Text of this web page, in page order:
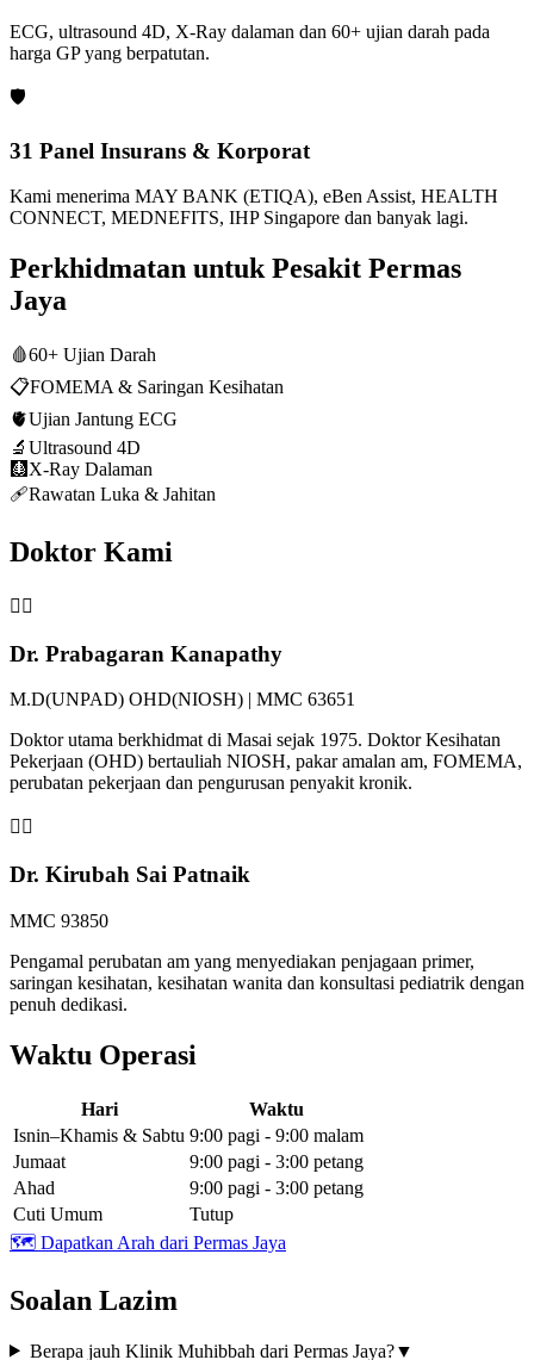
ECG, ultrasound 4D, X-Ray dalaman dan 60+ ujian darah pada
harga GP yang berpatutan.
🛡️
31 Panel Insurans & Korporat
Kami menerima MAY BANK (ETIQA), eBen Assist, HEALTH
CONNECT, MEDNEFITS, IHP Singapore dan banyak lagi.
Perkhidmatan untuk Pesakit Permas
Jaya
🩸60+ Ujian Darah
📋FOMEMA & Saringan Kesihatan
🫀Ujian Jantung ECG
🔬 Ultrasound 4D
🩻 X-Ray Dalaman
🩹Rawatan Luka & Jahitan
Doktor Kami
👨‍⚕️
Dr. Prabagaran Kanapathy
M.D(UNPAD) OHD(NIOSH) | MMC 63651
Doktor utama berkhidmat di Masai sejak 1975. Doktor Kesihatan
Pekerjaan (OHD) bertauliah NIOSH, pakar amalan am, FOMEMA,
perubatan pekerjaan dan pengurusan penyakit kronik.
👩‍⚕️
Dr. Kirubah Sai Patnaik
MMC 93850
Pengamal perubatan am yang menyediakan penjagaan primer,
saringan kesihatan, kesihatan wanita dan konsultasi pediatrik dengan
penuh dedikasi.
Waktu Operasi
Hari
Waktu
Isnin–Khamis & Sabtu 9:00 pagi - 9:00 malam
Jumaat
9:00 pagi - 3:00 petang
Ahad
9:00 pagi - 3:00 petang
Cuti Umum
Tutup
🗺️ Dapatkan Arah dari Permas Jaya
Soalan Lazim
Berapa jauh Klinik Muhibbah dari Permas Jaya?▼